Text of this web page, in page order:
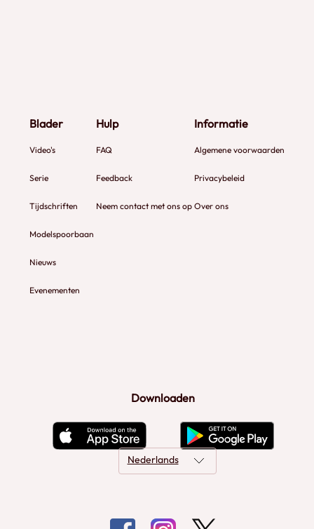
Blader
Video's
Serie
Tijdschriften
Modelspoorbaan
Nieuws
Evenementen
Hulp
FAQ
Feedback
Neem contact met ons op
Informatie
Algemene voorwaarden
Privacybeleid
Over ons
Downloaden
Nederlands